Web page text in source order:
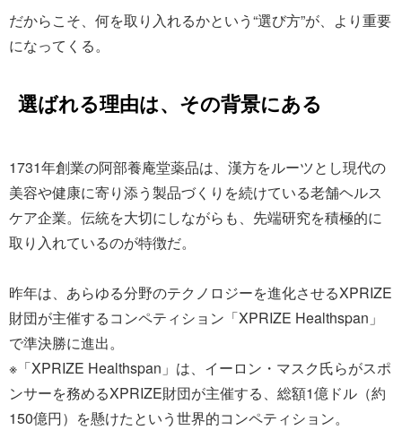
だからこそ、何を取り入れるかという“選び方”が、より重要
になってくる。
選ばれる理由は、その背景にある
1731年創業の阿部養庵堂薬品は、漢方をルーツとし現代の
美容や健康に寄り添う製品づくりを続けている老舗ヘルス
ケア企業。伝統を大切にしながらも、先端研究を積極的に
取り入れているのが特徴だ。
昨年は、あらゆる分野のテクノロジーを進化させるXPRIZE
財団が主催するコンペティション「XPRIZE Healthspan」
で準決勝に進出。
※「XPRIZE Healthspan」は、イーロン・マスク氏らがスポ
ンサーを務めるXPRIZE財団が主催する、総額1億ドル（約
150億円）を懸けたという世界的コンペティション。